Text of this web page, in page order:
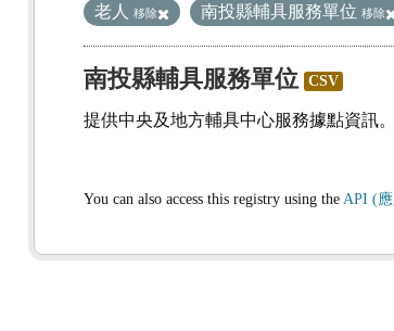
老人
移除 南投縣輔具服務單位 移除
南投縣輔具服務單位 CSV
提供中央及地方輔具中心服務據點資訊。
You can also access this registry using the API (